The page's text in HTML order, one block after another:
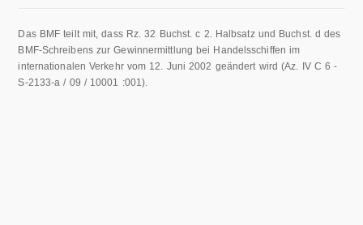
Das BMF teilt mit, dass Rz. 32 Buchst. c 2. Halbsatz und Buchst. d des
BMF-Schreibens zur Gewinnermittlung bei Handelsschiffen im
internationalen Verkehr vom 12. Juni 2002 geändert wird (Az. IV C 6 -
S-2133-a / 09 / 10001 :001).